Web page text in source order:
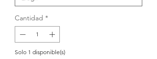
Cantidad *
Solo 1 disponible(s)